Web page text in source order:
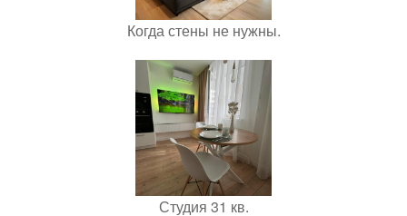
Когда стены не нужны.
Студия 31 кв.